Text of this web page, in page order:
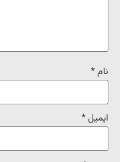
نام*
ایمیل*